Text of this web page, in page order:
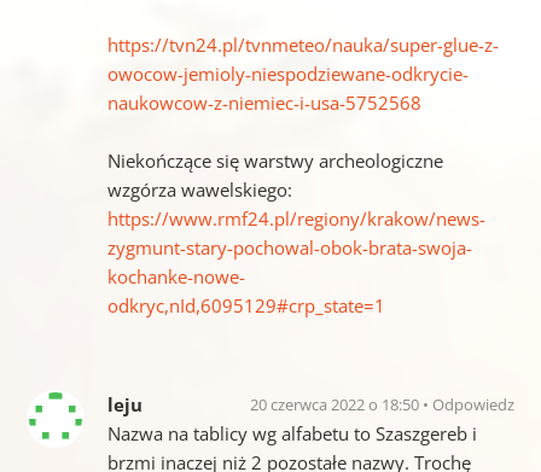
https://tvn24.pl/tvnmeteo/nauka/super-glue-z-
owocow-jemioly-niespodziewane-odkrycie-
naukowcow-z-niemiec-i-usa-5752568
Niekończące się warstwy archeologiczne
wzgórza wawelskiego:
https://www.rmf24.pl/regiony/krakow/news-
zygmunt-stary-pochowal-obok-brata-swoja-
kochanke-nowe-
odkryc,nId,6095129#crp_state=1
leju 20 czerwca 2022 o 18:50 Odpowiedz
Nazwa na tablicy wg alfabetu to Szaszgereb i
brzmi inaczej niż 2 pozostałe nazwy. Trochę